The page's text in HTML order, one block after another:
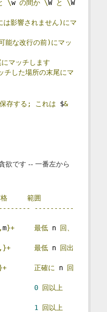
\w の間か \W と \
W
は影響されません)にマ
能な改行の前)にマッ
マッチします
チした場所の末尾にマ
存する; これは $&
欲です -- 一番左から
範囲
----------
m}+ 最低 n 回、
最低 n 回出
正確に n 回
0 回以上
1
回以上